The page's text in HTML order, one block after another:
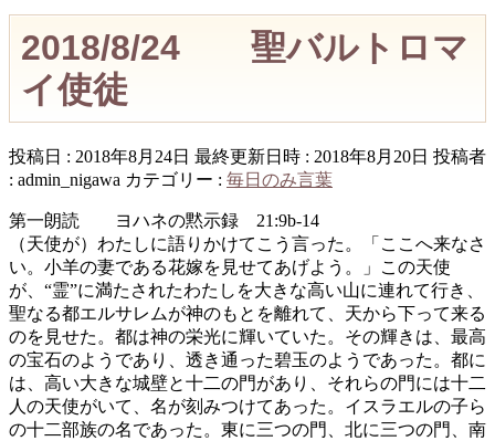
2018/8/24 聖バルトロマ
イ使徒
投稿日 : 2018年8月24日 最終更新日時 : 2018年8月20日 投稿者
: admin_nigawa カテゴリー : 毎日のみ言葉
第一朗読 ヨハネの黙示録 21:9b-14
（天使が）わたしに語りかけてこう言った。「ここへ来なさ
い。小羊の妻である花嫁を見せてあげよう。」この天使
が、“霊”に満たされたわたしを大きな高い山に連れて行き、
聖なる都エルサレムが神のもとを離れて、天から下って来る
のを見せた。都は神の栄光に輝いていた。その輝きは、最高
の宝石のようであり、透き通った碧玉のようであった。都に
は、高い大きな城壁と十二の門があり、それらの門には十二
人の天使がいて、名が刻みつけてあった。イスラエルの子ら
の十二部族の名であった。東に三つの門、北に三つの門、南